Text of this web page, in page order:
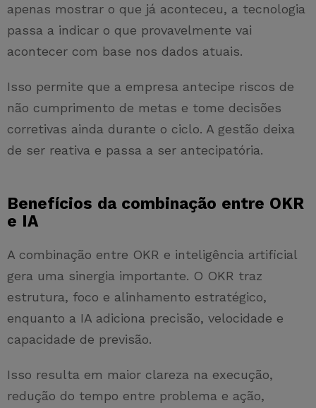
apenas mostrar o que já aconteceu, a tecnologia
passa a indicar o que provavelmente vai
acontecer com base nos dados atuais.
Isso permite que a empresa antecipe riscos de
não cumprimento de metas e tome decisões
corretivas ainda durante o ciclo. A gestão deixa
de ser reativa e passa a ser antecipatória.
Benefícios da combinação entre OKR
e IA
A combinação entre OKR e inteligência artificial
gera uma sinergia importante. O OKR traz
estrutura, foco e alinhamento estratégico,
enquanto a IA adiciona precisão, velocidade e
capacidade de previsão.
Isso resulta em maior clareza na execução,
redução do tempo entre problema e ação,